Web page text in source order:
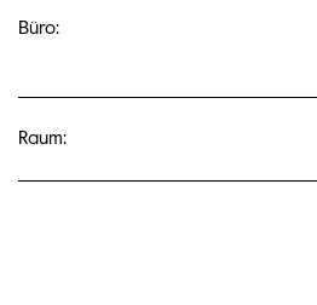
Büro:
Raum: